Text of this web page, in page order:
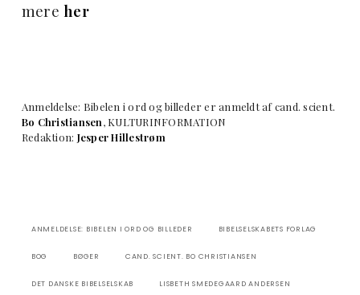
mereher
Anmeldelse: Bibelen i ord og billeder er anmeldt af cand. scient.
Bo Christiansen, KULTURINFORMATION
Redaktion: Jesper Hillestrøm
ANMELDELSE: BIBELEN I ORD OG BILLEDER BIBELSELSKABETS FORLAG
BOG BØGER CAND. SCIENT. BO CHRISTIANSEN
DET DANSKE BIBELSELSKAB LISBETH SMEDEGAARD ANDERSEN